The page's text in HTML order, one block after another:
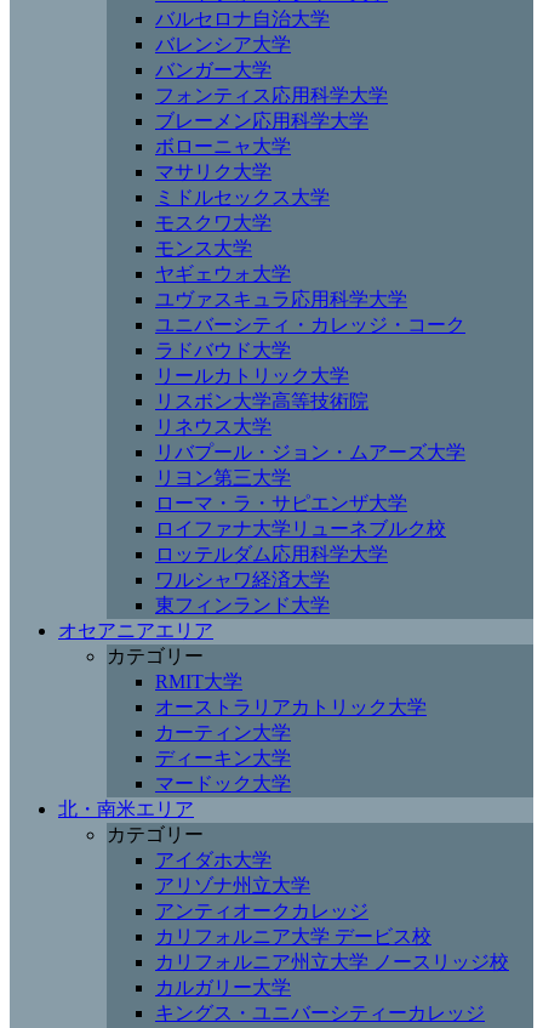
バルセロナ自治大学
バレンシア大学
バンガー大学
フォンティス応用科学大学
ブレーメン応用科学大学
ボローニャ大学
マサリク大学
ミドルセックス大学
モスクワ大学
モンス大学
ヤギェウォ大学
ユヴァスキュラ応用科学大学
ユニバーシティ・カレッジ・コーク
ラドバウド大学
リールカトリック大学
リスボン大学高等技術院
リネウス大学
リバプール・ジョン・ムアーズ大学
リヨン第三大学
ローマ・ラ・サピエンザ大学
ロイファナ大学リューネブルク校
ロッテルダム応用科学大学
ワルシャワ経済大学
東フィンランド大学
オセアニアエリア
カテゴリー
RMIT大学
オーストラリアカトリック大学
カーティン大学
ディーキン大学
マードック大学
北・南米エリア
カテゴリー
アイダホ大学
アリゾナ州立大学
アンティオークカレッジ
カリフォルニア大学 デービス校
カリフォルニア州立大学 ノースリッジ校
カルガリー大学
キングス・ユニバーシティーカレッジ